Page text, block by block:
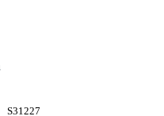
S31227